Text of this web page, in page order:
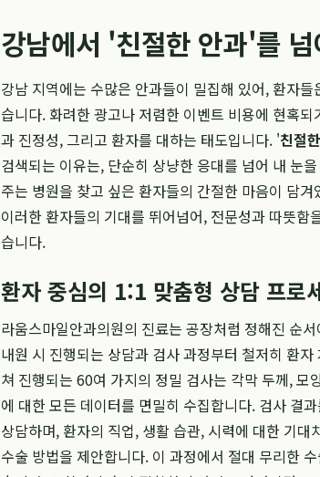
강남에서 '친절한 안과'를
강남 지역에는 수많은 안과들이 밀집해 있어, 환자
습니다. 화려한 광고나 저렴한 이벤트 비용에 현혹
과 진정성, 그리고 환자를 대하는 태도입니다. '친절
검색되는 이유는, 단순히 상냥한 응대를 넘어 내 눈
주는 병원을 찾고 싶은 환자들의 간절한 마음이 담겨
이러한 환자들의 기대를 뛰어넘어, 전문성과 따뜻함
습니다.
환자 중심의 1:1 맞춤형 상담 프로
라움스마일안과의원의 진료는 공장처럼 정해진 순
내원 시 진행되는 상담과 검사 과정부터 철저히 환
쳐 진행되는 60여 가지의 정밀 검사는 각막 두께, 모
에 대한 모든 데이터를 면밀히 수집합니다. 검사 결
상담하며, 환자의 직업, 생활 습관, 시력에 대한 기
수술 방법을 제안합니다. 이 과정에서 절대 무리한